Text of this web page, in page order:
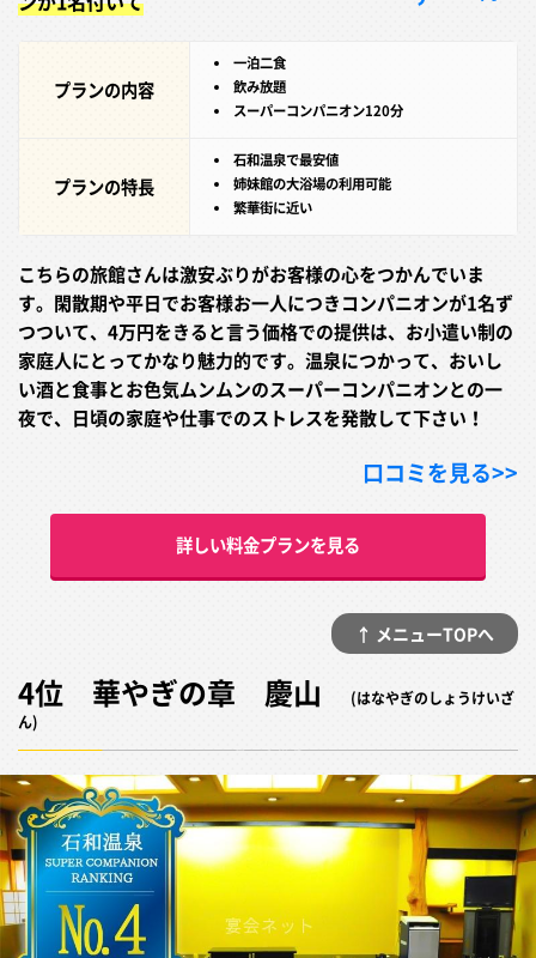
プランの内容
一泊二食
飲み放題
スーパーコンパニオン120分
プランの特長
石和温泉で最安値
姉妹館の大浴場の利用可能
繁華街に近い
こちらの旅館さんは激安ぶりがお客様の心をつかんでいま
す。閑散期や平日でお客様お一人につきコンパニオンが1名ず
つついて、4万円をきると言う価格での提供は、お小遣い制の
家庭人にとってかなり魅力的です。温泉につかって、おいし
い酒と食事とお色気ムンムンのスーパーコンパニオンとの一
夜で、日頃の家庭や仕事でのストレスを発散して下さい！
口コミを見る>>
詳しい料金プランを見る
↑ メニューTOPへ
4位 華やぎの章 慶山
(はなやぎのしょうけいざ
ん)